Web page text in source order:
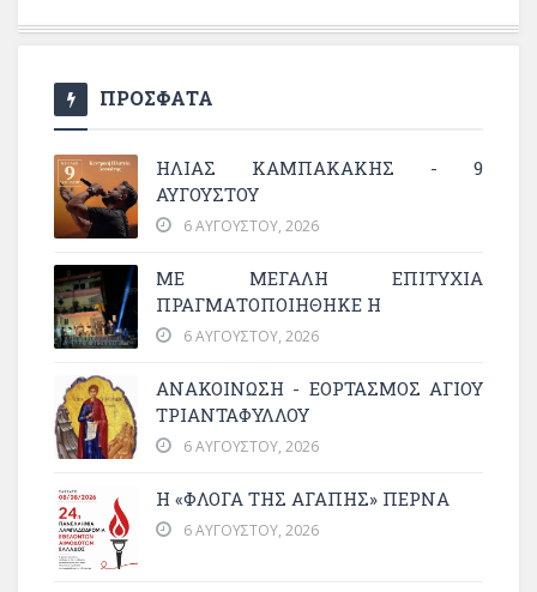
ΠΡΟΣΦΑΤΑ
ΗΛΙΑΣ ΚΑΜΠΑΚΑΚΗΣ - 9
ΑΥΓΟΥΣΤΟΥ
6 ΑΥΓΟΎΣΤΟΥ, 2026
ΜΕ ΜΕΓΆΛΗ ΕΠΙΤΥΧΊΑ
ΠΡΑΓΜΑΤΟΠΟΙΉΘΗΚΕ Η
6 ΑΥΓΟΎΣΤΟΥ, 2026
ΑΝΑΚΟΙΝΩΣΗ - ΕΟΡΤΑΣΜΟΣ ΑΓΙΟΥ
ΤΡΙΑΝΤΑΦΥΛΛΟΥ
6 ΑΥΓΟΎΣΤΟΥ, 2026
Η «ΦΛΌΓΑ ΤΗΣ ΑΓΆΠΗΣ» ΠΕΡΝΆ
6 ΑΥΓΟΎΣΤΟΥ, 2026